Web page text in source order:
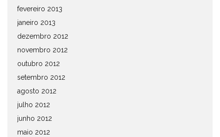
fevereiro 2013
janeiro 2013
dezembro 2012
novembro 2012
outubro 2012
setembro 2012
agosto 2012
julho 2012
junho 2012
maio 2012